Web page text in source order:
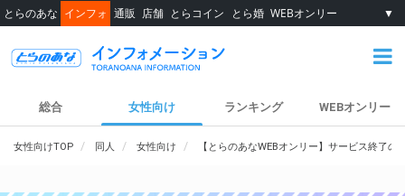
とらのあな インフォ 通販 店舗 とらコイン とら婚 WEBオンリー ▼
総合 女性向け ランキング WEBオンリー
女性向けTOP 同人 女性向け 【とらのあなWEBオンリー】サービス終了の